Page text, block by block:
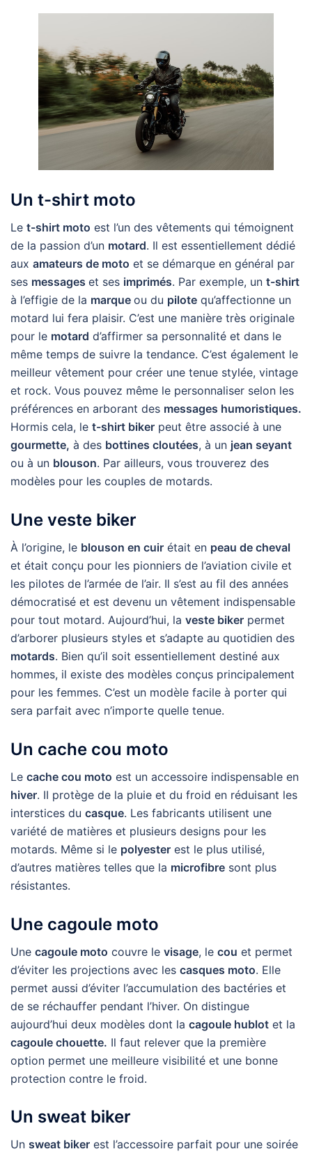
Un t-shirt moto
Le t-shirt moto est l’un des vêtements qui témoignent
de la passion d’un motard. Il est essentiellement dédié
aux amateurs de moto et se démarque en général par
ses messages et ses imprimés. Par exemple, un t-shirt
à l’effigie de la marque ou du pilote qu’affectionne un
motard lui fera plaisir. C’est une manière très originale
pour le motard d’affirmer sa personnalité et dans le
même temps de suivre la tendance. C’est également le
meilleur vêtement pour créer une tenue stylée, vintage
et rock. Vous pouvez même le personnaliser selon les
préférences en arborant des messages humoristiques.
Hormis cela, le t-shirt biker peut être associé à une
gourmette, à des bottines cloutées, à un jean seyant
ou à un blouson. Par ailleurs, vous trouverez des
modèles pour les couples de motards.
Une veste biker
À l’origine, le blouson en cuir était en peau de cheval
et était conçu pour les pionniers de l’aviation civile et
les pilotes de l’armée de l’air. Il s’est au fil des années
démocratisé et est devenu un vêtement indispensable
pour tout motard. Aujourd’hui, la veste biker permet
d’arborer plusieurs styles et s’adapte au quotidien des
motards. Bien qu’il soit essentiellement destiné aux
hommes, il existe des modèles conçus principalement
pour les femmes. C’est un modèle facile à porter qui
sera parfait avec n’importe quelle tenue.
Un cache cou moto
Le cache cou moto est un accessoire indispensable en
hiver. II protège de la pluie et du froid en réduisant les
interstices du casque. Les fabricants utilisent une
variété de matières et plusieurs designs pour les
motards. Même si le polyester est le plus utilisé,
d’autres matières telles que la microfibre sont plus
résistantes.
Une cagoule moto
Une cagoule moto couvre le visage, le cou et permet
d’éviter les projections avec les casques moto. Elle
permet aussi d’éviter l’accumulation des bactéries et
de se réchauffer pendant l’hiver. On distingue
aujourd’hui deux modèles dont la cagoule hublot et la
cagoule chouette. Il faut relever que la première
option permet une meilleure visibilité et une bonne
protection contre le froid.
Un sweat biker
Un sweat biker est l’accessoire parfait pour une soirée